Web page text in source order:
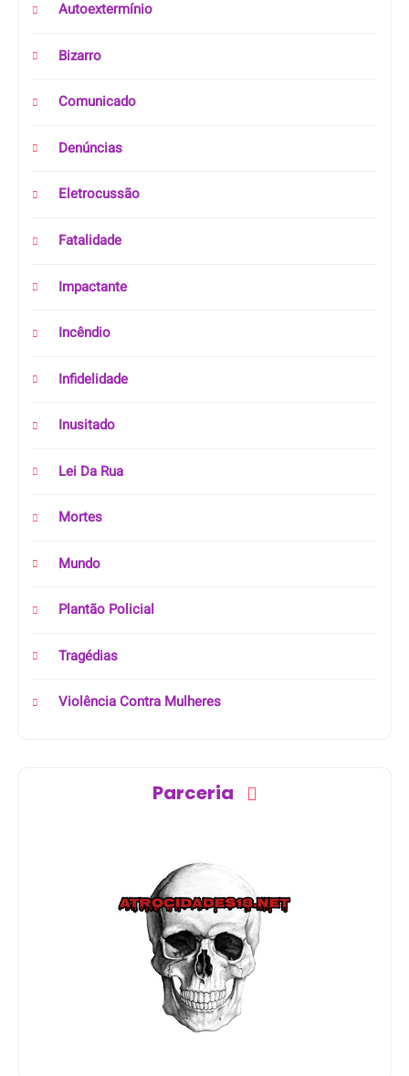
Autoextermínio
Bizarro
Comunicado
Denúncias
Eletrocussão
Fatalidade
Impactante
Incêndio
Infidelidade
Inusitado
Lei Da Rua
Mortes
Mundo
Plantão Policial
Tragédias
Violência Contra Mulheres
Parceria